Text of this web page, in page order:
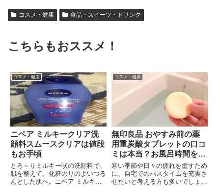
コスメ・健康 食品・スイーツ・ドリンク
こちらもおススメ！
コスメ・健康
ニベア ミルキークリア洗
顔料スムースクリアは値段
もお手頃
とろ～りミルキー状の洗顔料で、
肌を整えて、化粧のりのよいつる
んとした肌へ。ニベア ミルキー
コスメ・健康
無印良品 おやすみ前の薬
用重炭酸タブレットの口コ
ミは本当？お風呂時間を格
上げする理由
寒い季節や日々の疲れを癒すため
に、自宅でのバスタイムを充実さ
せたいと考える方も多いでしょ